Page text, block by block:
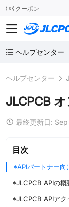
24SMT クーポン
ヘルプセンター
ヘルプセンター
JLCPCB
最終更新日:
目次
*APIパートナー向
*JLCPCB APIの概
*JLCPCB APIアク